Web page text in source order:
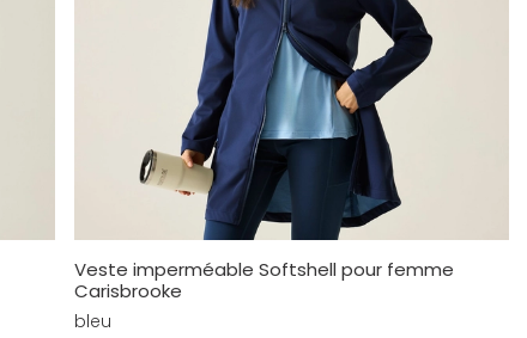
Veste imperméable Softshell pour femme
Carisbrooke
bleu